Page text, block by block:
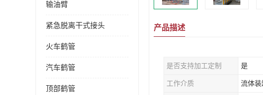
输油臂
紧急脱离干式接头
火车鹤管
汽车鹤管
顶部鹤管
产品描述
是否支持加工定制 是
工作介质 流体装